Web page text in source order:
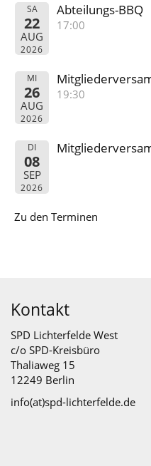
SA
22
AUG
2026
Abteilungs-BBQ
17:00
MI
26
AUG
2026
19:30
DI
08
SEP
2026
Zu den Terminen
Kontakt
SPD Lichterfelde West
c/o SPD-Kreisbüro
Thaliaweg 15
12249 Berlin
info(at)spd-lichterfelde.de